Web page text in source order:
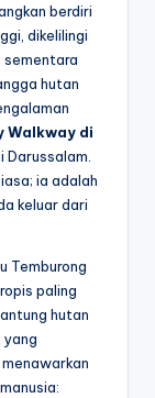
berdiri
dikelilingi
sementara
hutan
Walkway di
Darussalam.
ia adalah
keluar dari
Temburong
paling
hutan
yang